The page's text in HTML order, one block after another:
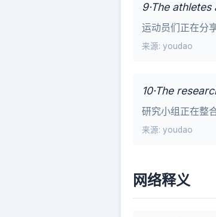
9·The
运动员们正在分
来源: youdao
10·The
研究小组正在整
来源: youdao
网络释义